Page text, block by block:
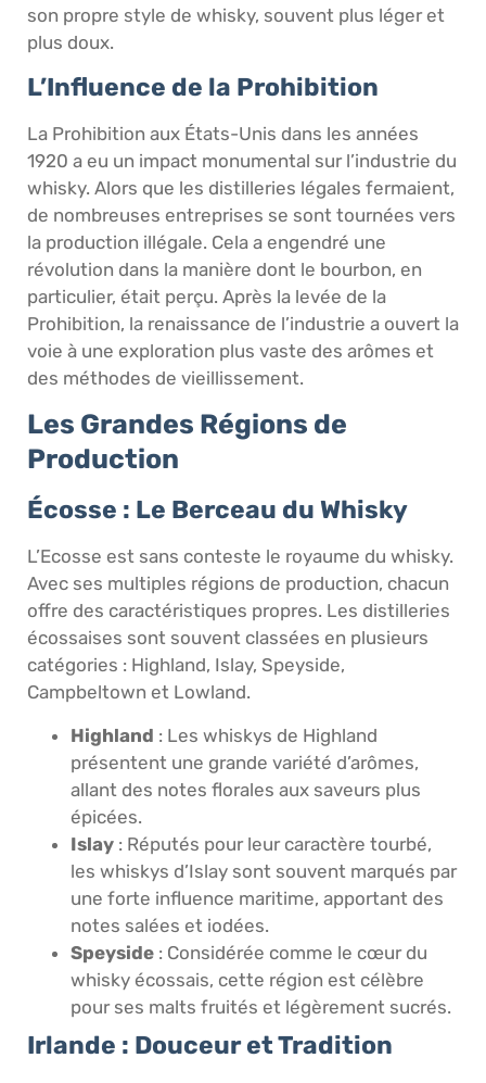
son propre style de whisky, souvent plus léger et
plus doux.
L’Influence de la Prohibition
La Prohibition aux États-Unis dans les années
1920 a eu un impact monumental sur l’industrie du
whisky. Alors que les distilleries légales fermaient,
de nombreuses entreprises se sont tournées vers
la production illégale. Cela a engendré une
révolution dans la manière dont le bourbon, en
particulier, était perçu. Après la levée de la
Prohibition, la renaissance de l’industrie a ouvert la
voie à une exploration plus vaste des arômes et
des méthodes de vieillissement.
Les Grandes Régions de
Production
Écosse : Le Berceau du Whisky
L’Ecosse est sans conteste le royaume du whisky.
Avec ses multiples régions de production, chacun
offre des caractéristiques propres. Les distilleries
écossaises sont souvent classées en plusieurs
catégories : Highland, Islay, Speyside,
Campbeltown et Lowland.
Highland : Les whiskys de Highland
présentent une grande variété d’arômes,
allant des notes florales aux saveurs plus
épicées.
Islay : Réputés pour leur caractère tourbé,
les whiskys d’Islay sont souvent marqués par
une forte influence maritime, apportant des
notes salées et iodées.
Speyside : Considérée comme le cœur du
whisky écossais, cette région est célèbre
pour ses malts fruités et légèrement sucrés.
Irlande : Douceur et Tradition